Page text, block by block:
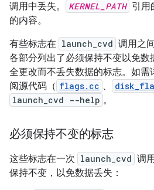
调用中丢失。 KERNEL_PATH 引用
的内容。
有些标志在 launch_cvd 调用之
各部分列出了必须保持不变以免
全更改而不丢失数据的标志。如需
阅源代码（ flags.cc 、
launch_cvd --help 。
必须保持不变的标志
这些标志在一次 launch_cvd 调
保持不变，以免数据丢失：